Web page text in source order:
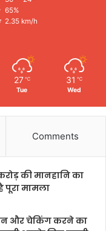
65%
2.35 km/h
27 ℃
Tue
31 ℃
Wed
Comments
की मानहानि का
पूरा मामला
और चेकिंग करने का